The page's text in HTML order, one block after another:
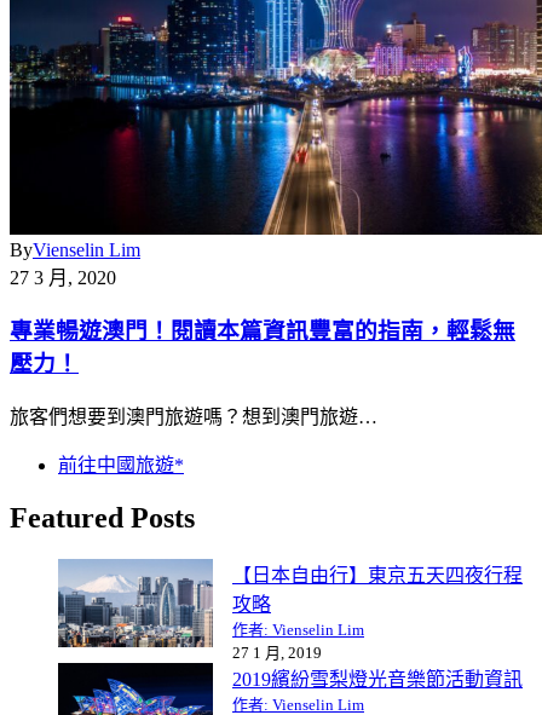
ByVienselin Lim
27 3 月, 2020
專業暢遊澳門！閱讀本篇資訊豐富的指南，輕鬆無
壓力！
旅客們想要到澳門旅遊嗎？想到澳門旅遊…
前往中國旅遊*
Featured Posts
【日本自由行】東京五天四夜行程
攻略
作者: Vienselin Lim
27 1 月, 2019
2019繽紛雪梨燈光音樂節活動資訊
作者: Vienselin Lim